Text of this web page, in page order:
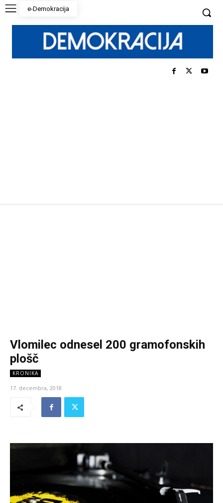
e-Demokracija
Vlomilec odnesel 200 gramofonskih
plošč
KRONIKA
17. decembra, 2018